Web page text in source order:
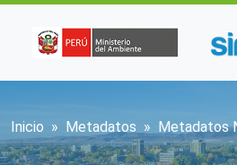
Sobrescribir enlaces
Inicio Metadatos Metadatos